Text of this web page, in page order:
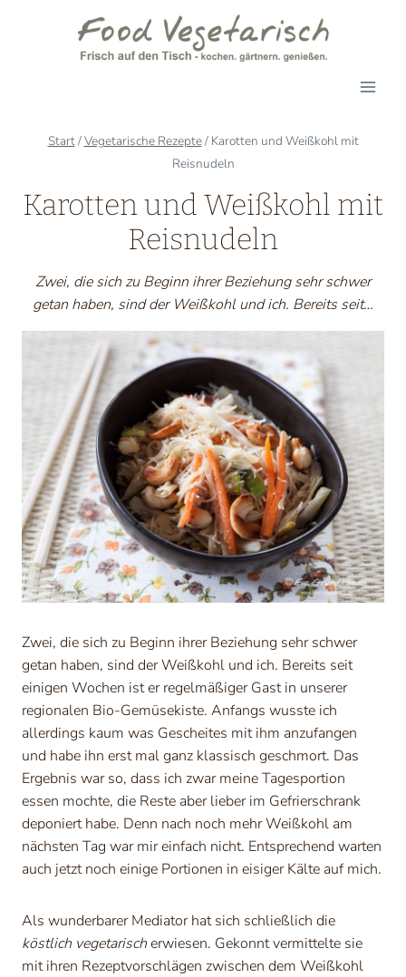
Start/Vegetarische Rezepte/ Karotten und Weißkohl mit
Reisnudeln
Karotten und Weißkohl mit
Reisnudeln
Zwei, die sich zu Beginn ihrer Beziehung sehr schwer
getan haben, sind der Weißkohl und ich. Bereits seit…
Zwei, die sich zu Beginn ihrer Beziehung sehr schwer
getan haben, sind der Weißkohl und ich. Bereits seit
einigen Wochen ist er regelmäßiger Gast in unserer
regionalen Bio-Gemüsekiste. Anfangs wusste ich
allerdings kaum was Gescheites mit ihm anzufangen
und habe ihn erst mal ganz klassisch geschmort. Das
Ergebnis war so, dass ich zwar meine Tagesportion
essen mochte, die Reste aber lieber im Gefrierschrank
deponiert habe. Denn nach noch mehr Weißkohl am
nächsten Tag war mir einfach nicht. Entsprechend warten
auch jetzt noch einige Portionen in eisiger Kälte auf mich.
Als wunderbarer Mediator hat sich schließlich die
köstlich vegetarischerwiesen. Gekonnt vermittelte sie
mit ihren Rezeptvorschlägen zwischen dem Weißkohl